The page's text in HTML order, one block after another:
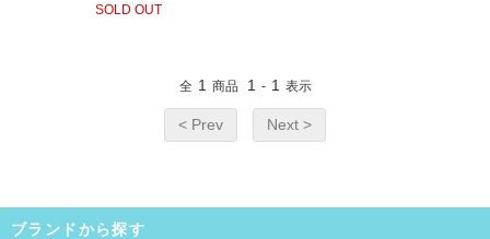
SOLD OUT
全 1 商品 1 - 1 表示
< Prev Next >
ブランドから探す